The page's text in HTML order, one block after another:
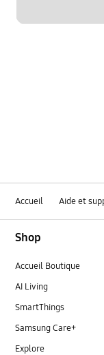
Accueil Aide et
Shop
Accueil Boutique
AI Living
SmartThings
Samsung Care+
Explore